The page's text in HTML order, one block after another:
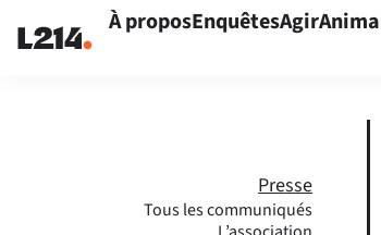
À proposEnquêtesAgir
Presse
Tous les communiqués